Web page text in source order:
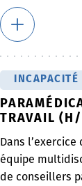
TRAVAIL
Dans
équipe
de conseillers